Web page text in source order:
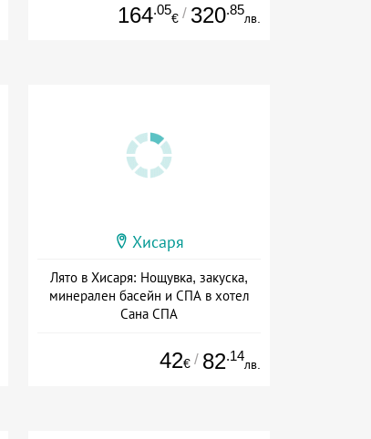
164.05
€ / 320.85
лв.
Хисаря
Лято в Хисаря: Нощувка, закуска,
минерален басейн и СПА в хотел
Сана СПА
42€ / 82.14
лв.